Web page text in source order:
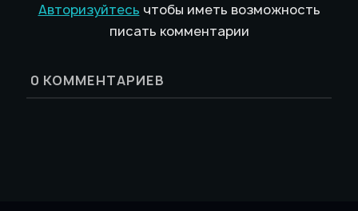
Авторизуйтесь чтобы иметь возможность
писать комментарии
0 КОММЕНТАРИЕВ